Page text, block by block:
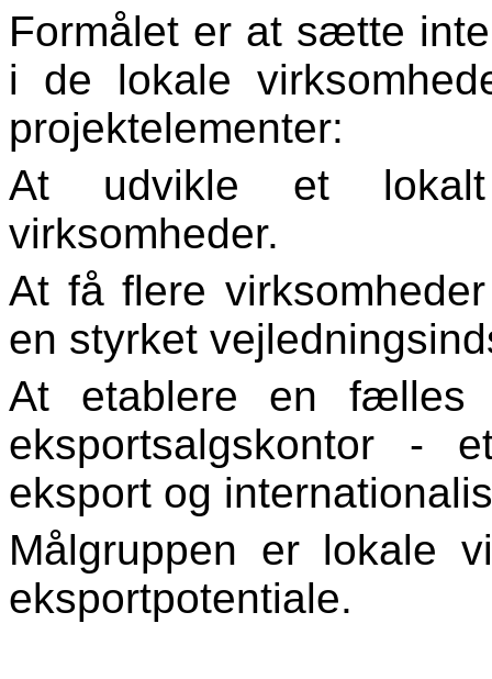
Formålet er at sætte
i de lokale
projektelementer:
At udvikle et lokalt
virksomheder.
At få flere
en styrket
At etablere en
eksportsalgskontor -
eksport og
Målgruppen er lokale
eksportpotentiale.